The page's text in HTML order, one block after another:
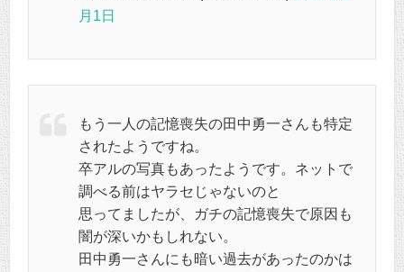
月1日
もう一人の記憶喪失の田中勇一さんも特定
されたようですね。
卒アルの写真もあったようです。ネットで
調べる前はヤラセじゃないのと
思ってましたが、ガチの記憶喪失で原因も
闇が深いかもしれない。
田中勇一さんにも暗い過去があったのかは